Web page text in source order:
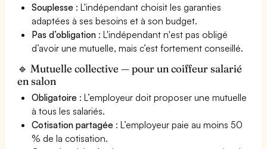
Souplesse : L'indépendant choisit les garanties
adaptées à ses besoins et à son budget.
Pas d’obligation : L'indépendant n'est pas obligé
d’avoir une mutuelle, mais c’est fortement conseillé.
🔹 Mutuelle collective — pour un coiffeur salarié
en salon
Obligatoire : L’employeur doit proposer une mutuelle
à tous les salariés.
Cotisation partagée : L’employeur paie au moins 50
% de la cotisation.